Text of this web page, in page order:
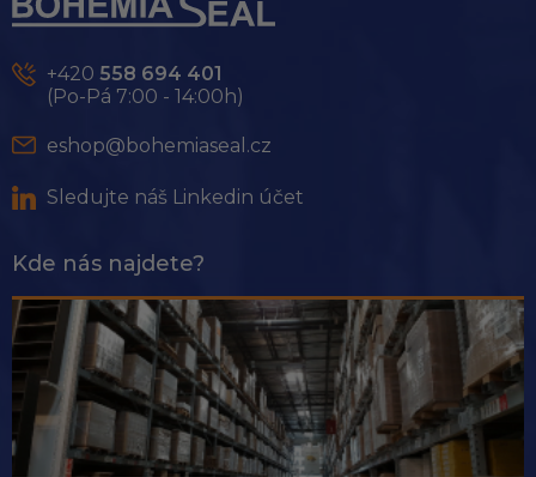
p
+420 558 694 401
(Po-Pá 7:00 - 14:00h)
eshop@bohemiaseal.cz
Sledujte náš Linkedin účet
Kde nás najdete?